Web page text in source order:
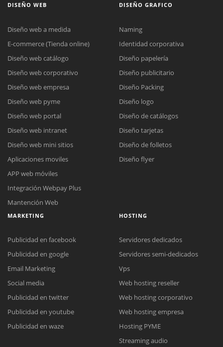
Reunión online
Meet para la reunión online.
Cotización
Chat Online
Todos nuestros ejecutivos están fuera de línea. Complete el formulario
DISEÑO WEB
Diseño web a medida
E-commerce (Tienda online)
Diseño web catálogo
Diseño web corporativo
Diseño web empresa
Diseño web pyme
Diseño web portal
Diseño web intranet
Diseño web mini sitios
Aplicaciones moviles
APP web móviles
Integración Webpay Plus
Mantención Web
DISEÑO GRAFICO
Naming
Identidad corporativa
Diseño papelería
Diseño publicitario
Diseño Packing
Diseño logo
Diseño de catálogos
Diseño tarjetas
Diseño de folletos
Diseño flyer
MARKETING
Publicidad en facebook
Publicidad en google
Email Marketing
Social media
Publicidad en twitter
Publicidad en youtube
Publicidad en waze
HOSTING
Servidores dedicados
Servidores semi-dedicados
Vps
Web hosting reseller
Web hosting corporativo
Web hosting empresa
Hosting PYME
Streaming audio